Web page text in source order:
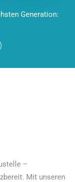
Generation:
–
Mit unseren